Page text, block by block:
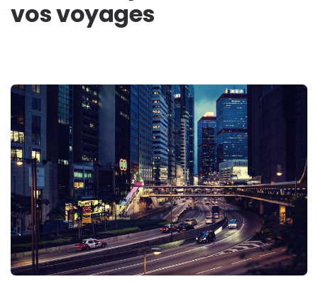
vos voyages